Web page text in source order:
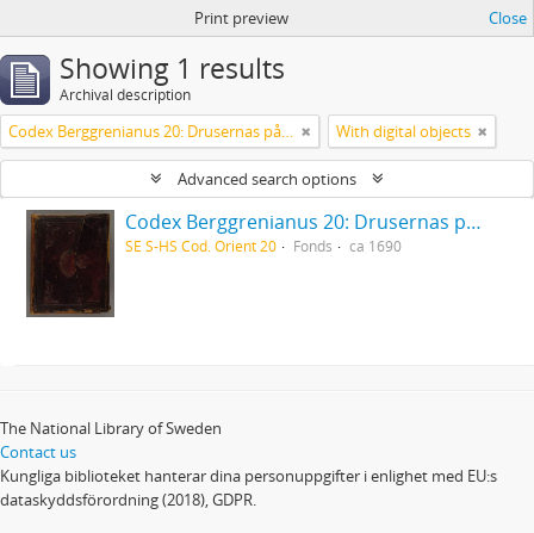
Print preview Close
Showing 1 results
Archival description
Codex Berggrenianus 20: Drusernas på Libanon heliga bok With digital objects
Advanced search options
Codex Berggrenianus 20: Drusernas på Libanon heliga bok
SE S-HS Cod. Orient 20 Fonds ca 1690
The National Library of Sweden
Contact us
Kungliga biblioteket hanterar dina personuppgifter i enlighet med EU:s
dataskyddsförordning (2018), GDPR.